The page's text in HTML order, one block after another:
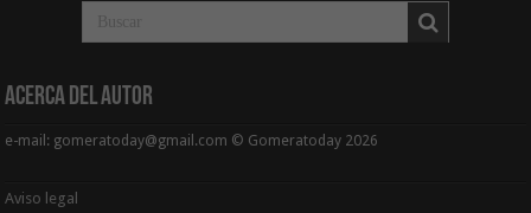
Acerca del Autor
e-mail: gomeratoday@gmail.com © Gomeratoday 2026
Aviso legal